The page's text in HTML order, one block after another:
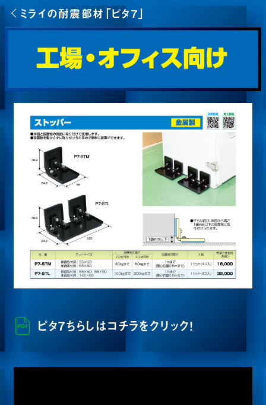
ミライの耐震部材「ピタ7」
ピタ7ちらしはコチラをクリック！